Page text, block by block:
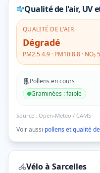
Qualité de l'air, UV
QUALITÉ DE L'AIR
Dégradé
PM2.5 4.9 · PM108.8 · NO₂
Pollens en cours
Graminées :faible
Source : Open-Meteo / CAMS
Voir aussi pollens et qualité
Vélo à Sarcelles